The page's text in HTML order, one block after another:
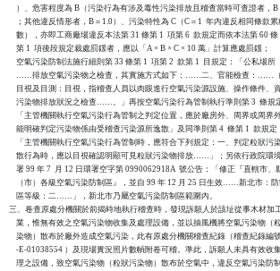
）、危害程度為 B（污染行為有涉及毒性污染排放且稽查當時可查證者，B
；其他違反情形者，B＝1.0）、污染特性為 C（C＝1  年內違反相同條款累
    數），亦即工商廠場違反本法第 31 條第 1  項第 6  款規定而依本法第 60 條
    第 1  項後段規定裁處罰鍰者，應以「A × B × C × 10 萬」計算應處罰鍰；
    空氣污染防制法施行細則第 33 條第 1  項第 2  款第 1  目規定：「公私場所
……排放空氣污染物之檢查，其實施方式如下：……二、官能檢查：……（
目視及目測：目視，指稽查人員以肉眼進行空氣污染源設施、操作條件、
污染物排放狀況之檢查……。」再按空氣污染行為管制執行準則第 3  條規
「主管機關執行空氣污染行為管制之判定位置，應於廠房外、周界或周界
能明確判定污染物係由受稽查污染源所逸散」及同準則第 4  條第 1  款規定
「主管機關執行空氣污染行為管制時，應符合下列規定：一、判定粒狀污
散行為時，應以目視確認明顯可見粒狀污染物排放……」；另依行政院環
署 99 年 7  月 12 日環署空字第 0990062918A  號公告：「修正『直轄市、
（市）各級空氣污染防制區』，並自 99 年 12 月 25 日生效……新北市：防
    區等級：二……」，新北市乃屬空氣污染防制區範圍內。
三、卷查原處分機關於前揭時地執行稽查時，發現訴願人於該址從事木材加
業，惟無有效之空氣污染物收集及處理設備，並以抽風機將空氣污染物（
染物）散布於廠外造成空氣污染，此有原處分機關稽查紀錄（稽查紀錄編
-E-01038554 ）及現場實況照片數幀附卷可稽。準此，訴願人未具有效收
理之設備，致空氣污染物（粒狀污染物）散布於空氣中，違反空氣污染防